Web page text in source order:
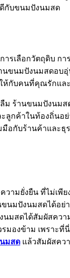
ดีกับขนมปังนมสด
รเลือกวัตถุดิบ ก
นขนมปังนมสดอบ
ให้กับคนที่คุณรักแล
ม ร้านขนมปังนม
กค้าในท้องถิ่นอย่
อกับร้านค้าและธุ
มยั่งยืน ที่ไม่เพีย
มปังนมสดได้อย่
นมสดได้สัมผัสคว
มองข้าม เพรา
มสด แล้วสัมผัสคว